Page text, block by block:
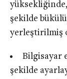
şekilde
yerleştirilmiş
Bilgisayar
şekilde